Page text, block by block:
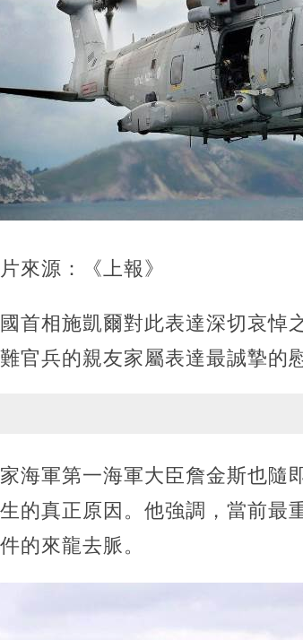
來源：《上報》
首相施凱爾對此表達深切哀悼
官兵的親友家屬表達最誠摯的
海軍第一海軍大臣詹金斯也隨
的真正原因。他強調，當前最
的來龍去脈。